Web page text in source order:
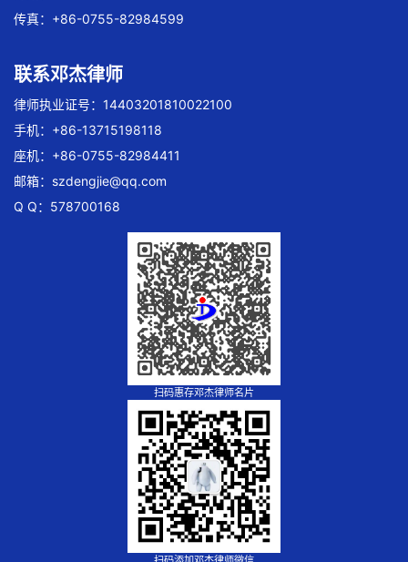
传真：+86-0755-82984599
联系邓杰律师
律师执业证号：14403201810022100
手机：+86-13715198118
座机：+86-0755-82984411
邮箱： szdengjie@qq.com
Q Q：578700168
扫码惠存邓杰律师名片